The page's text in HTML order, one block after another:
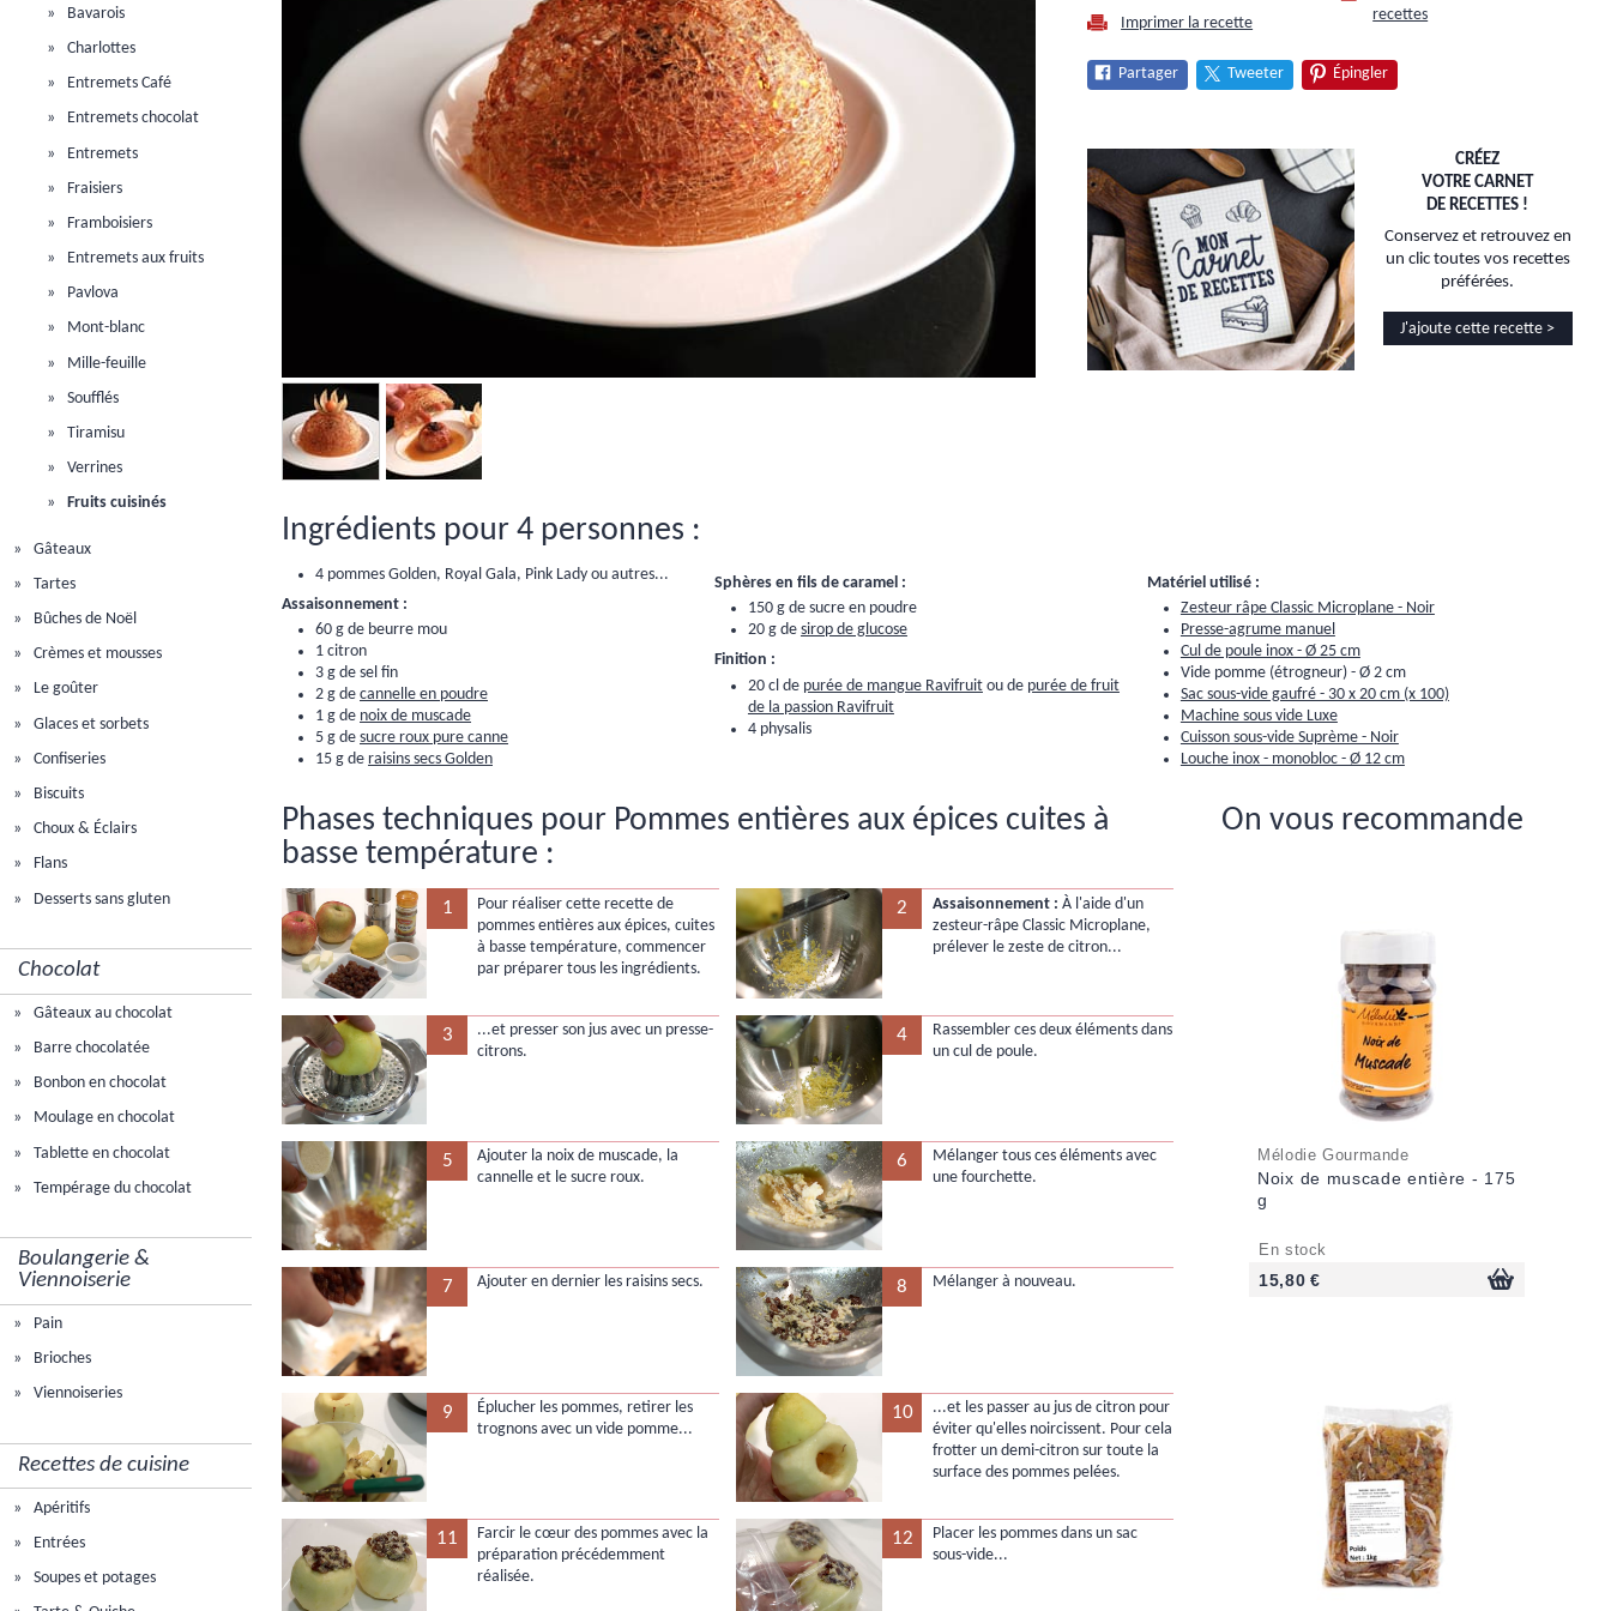
Bavarois
Charlottes
Entremets Café
Entremets chocolat
Entremets
Fraisiers
Framboisiers
Entremets aux fruits
Pavlova
Mont-blanc
Mille-feuille
Soufflés
Tiramisu
Verrines
Fruits cuisinés
Gâteaux
Tartes
Bûches de Noël
Crèmes et mousses
Le goûter
Glaces et sorbets
Confiseries
Biscuits
Choux & Éclairs
Flans
Desserts sans gluten
Chocolat
Gâteaux au chocolat
Barre chocolatée
Bonbon en chocolat
Moulage en chocolat
Tablette en chocolat
Tempérage du chocolat
Boulangerie &
Viennoiserie
Pain
Brioches
Viennoiseries
Recettes de cuisine
Apéritifs
Entrées
Soupes et potages
Imprimer la recette
recettes
Partager Tweeter Épingler
CRÉEZ
VOTRE CARNET
DE RECETTES !
Conservez et retrouvez en
un clic toutes vos recettes
préférées.
J'ajoute cette recette >
Ingrédients pour 4 personnes :
4 pommes Golden, Royal Gala, Pink Lady ou autres...
Assaisonnement :
60 g de beurre mou
1 citron
3 g de sel fin
2 g de cannelle en poudre
1 g de noix de muscade
5 g de sucre roux pure canne
15 g de raisins secs Golden
Sphères en fils de caramel :
150 g de sucre en poudre
20 g de sirop de glucose
Finition :
20 cl de purée de mangue Ravifruitou de purée de fruit
de la passion Ravifruit
4 physalis
Matériel utilisé :
Zesteur râpe Classic Microplane - Noir
Presse-agrume manuel
Cul de poule inox - Ø 25 cm
Vide pomme (étrogneur) - Ø 2 cm
Sac sous-vide gaufré - 30 x 20 cm (x 100)
Machine sous vide Luxe
Cuisson sous-vide Suprème - Noir
Louche inox - monobloc - Ø 12 cm
On vous recommande
Mélodie Gourmande
Noix de muscade entière - 175
g
En stock
15,80 €
Phases techniques pour Pommes entières aux épices cuites à
basse température :
1
Pour réaliser cette recette de
pommes entières aux épices, cuites
à basse température, commencer
par préparer tous les ingrédients.
2 Assaisonnement : À l'aide d'un
zesteur-râpe Classic Microplane,
prélever le zeste de citron...
3
...et presser son jus avec un presse-
citrons.
4
Rassembler ces deux éléments dans
un cul de poule.
5
Ajouter la noix de muscade, la
cannelle et le sucre roux.
6
Mélanger tous ces éléments avec
une fourchette.
7 Ajouter en dernier les raisins secs. 8 Mélanger à nouveau.
9
Éplucher les pommes, retirer les
trognons avec un vide pomme...
10
...et les passer au jus de citron pour
éviter qu'elles noircissent. Pour cela
frotter un demi-citron sur toute la
surface des pommes pelées.
11
Farcir le cœur des pommes avec la
préparation précédemment
réalisée.
12
Placer les pommes dans un sac
sous-vide...